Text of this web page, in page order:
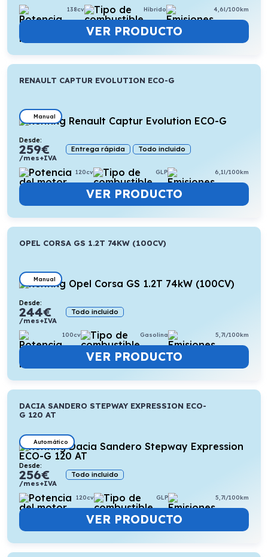
138cv Híbrido 4,6l/100km
VER PRODUCTO
RENAULT CAPTUR EVOLUTION ECO-G
Manual
Desde:
259€
/mes+IVA
Entrega rápida Todo incluido
120cv GLP 6,1l/100km
VER PRODUCTO
OPEL CORSA GS 1.2T 74KW (100CV)
Manual
Desde:
244€
/mes+IVA
Todo incluido
100cv Gasolina 5,7l/100km
VER PRODUCTO
DACIA SANDERO STEPWAY EXPRESSION ECO-
G 120 AT
Automático
Desde:
256€
/mes+IVA
Todo incluido
120cv GLP 5,7l/100km
VER PRODUCTO